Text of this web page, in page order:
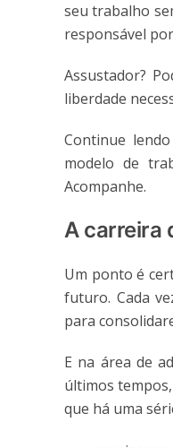
seu trabalho
responsável
Assustador?
liberdade
Continue
modelo de
Acompanhe.
A carreira
Um ponto é
futuro. Cada
para
E na área de
últimos
que há uma